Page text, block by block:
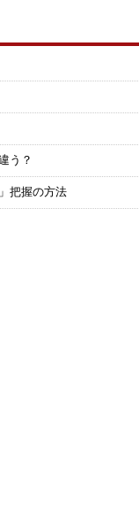
う？
把握の方法